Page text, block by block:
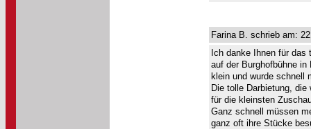
Farina B. schrieb am:
Ich danke Ihnen für das
auf der Burghofbühne
klein und wurde schnell
Die tolle Darbietung,
für die kleinsten
Ganz schnell müssen
ganz oft ihre Stücke